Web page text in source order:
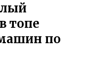
топе
по